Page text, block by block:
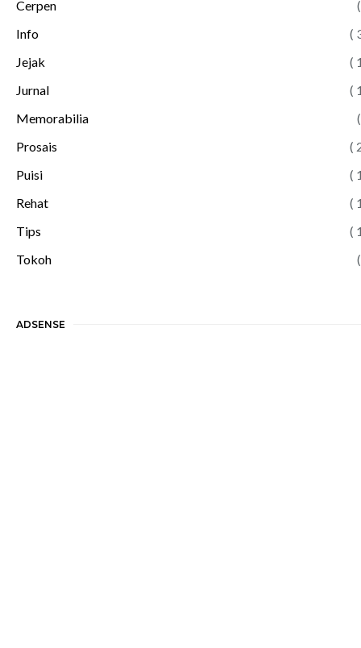
Cerpen
Info
(
Jejak
(
Jurnal
(
Memorabilia
Prosais
(
Puisi
(
Rehat
(
Tips
(
Tokoh
ADSENSE